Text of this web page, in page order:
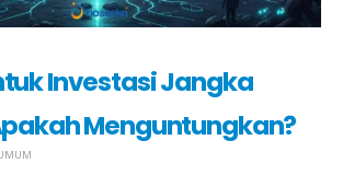
Investasi Jangka
Menguntungkan?